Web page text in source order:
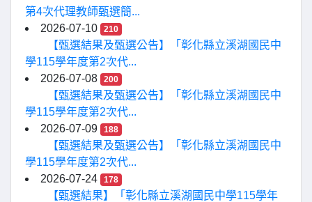
第4次代理教師甄選簡...
2026-07-10
210
【甄選結果及甄選公告】「彰化縣立溪湖國民中
學115學年度第2次代...
2026-07-08
200
【甄選結果及甄選公告】「彰化縣立溪湖國民中
學115學年度第2次代...
2026-07-09
188
【甄選結果及甄選公告】「彰化縣立溪湖國民中
學115學年度第2次代...
2026-07-24
178
【甄選結果】「彰化縣立溪湖國民中學115學年